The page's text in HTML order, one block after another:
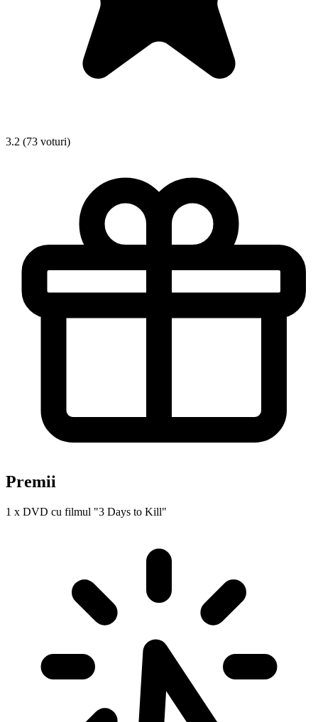
3.2 (73 voturi)
Premii
1 x DVD cu filmul "3 Days to Kill"